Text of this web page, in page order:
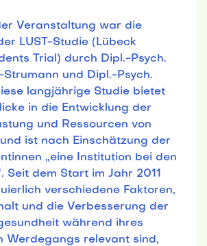
Veranstaltung war die
LUST-Studie (Lübeck
Trial) durch Dipl.-Psych.
Strumann und Dipl.-Psych.
langjährige Studie bietet
in die Entwicklung der
und Ressourcen von
ist nach Einschätzung der
„eine Institution bei den
Seit dem Start im Jahr 2011
verschiedene Faktoren,
und die Verbesserung der
während ihres
Werdegangs relevant sind,